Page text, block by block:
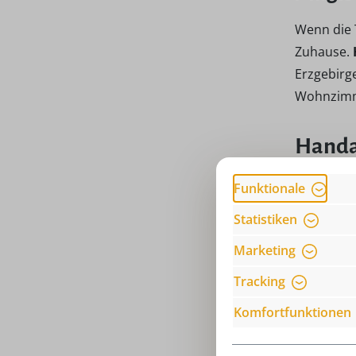
Wenn die
Zuhause.
Gefertigt
Hubrig
Funktionale
Statistiken
Marketing
Tracking
Komfortfunktionen